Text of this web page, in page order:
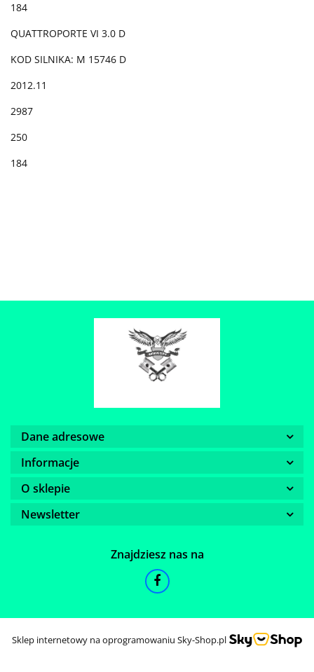
184
QUATTROPORTE VI 3.0 D
KOD SILNIKA: M 15746 D
2012.11
2987
250
184
Dane adresowe
Informacje
O sklepie
Newsletter
Znajdziesz nas na
Sklep internetowy na oprogramowaniu Sky-Shop.pl